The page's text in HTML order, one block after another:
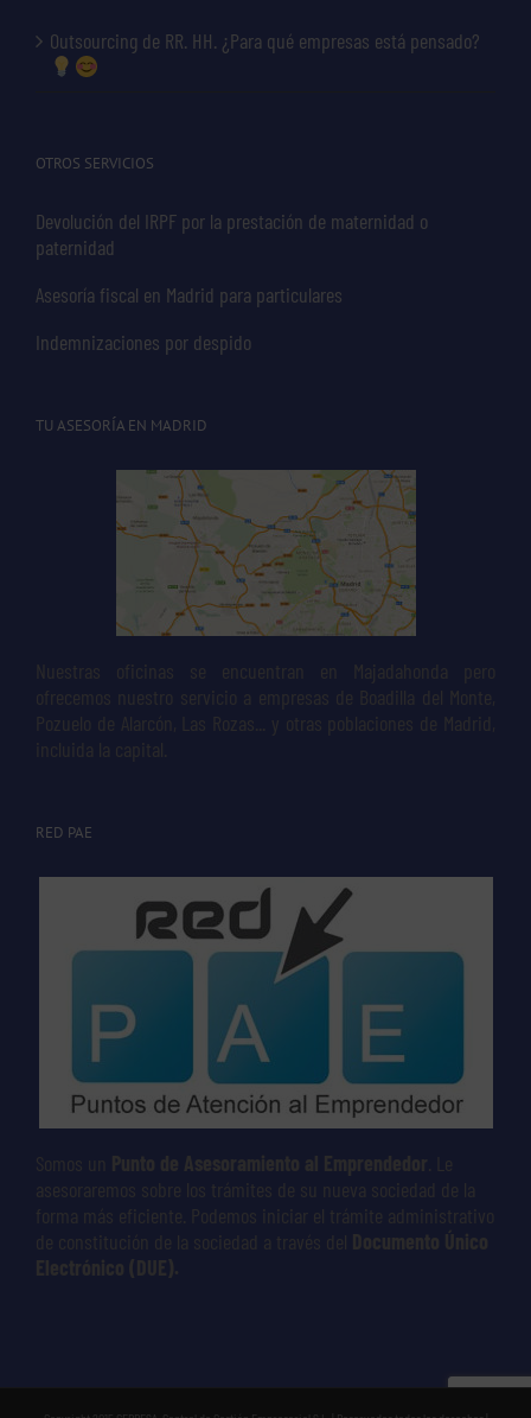
Outsourcing de RR. HH. ¿Para qué empresas está pensado?
OTROS SERVICIOS
Devolución del IRPF por la prestación de maternidad o
paternidad
Asesoría fiscal en Madrid para particulares
Indemnizaciones por despido
TU ASESORÍA EN MADRID
Nuestras oficinas se encuentran en Majadahonda pero
ofrecemos nuestro servicio a empresas de Boadilla del Monte,
Pozuelo de Alarcón, Las Rozas... y otras poblaciones de Madrid,
incluida la capital.
RED PAE
Somos un Punto de Asesoramiento al Emprendedor . Le
asesoraremos sobre los trámites de su nueva sociedad de la
forma más eficiente. Podemos iniciar el trámite administrativo
de constitución de la sociedad a través del Documento Único
Electrónico (DUE).